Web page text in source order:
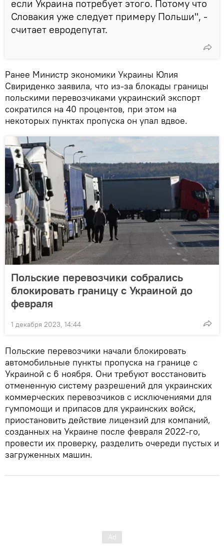
если Украина потребует этого. Потому что
Словакия уже следует примеру Польши", -
считает евродепутат.
Ранее Министр экономики Украины Юлия
Свириденко заявила, что из-за блокады границы
польскими перевозчиками украинский экспорт
сократился на 40 процентов, при этом на
некоторых пунктах пропуска он упал вдвое.
Польские перевозчики собрались
блокировать границу с Украиной до
февраля
1 декабря 2023, 14:44
Польские перевозчики начали блокировать
автомобильные пункты пропуска на границе с
Украиной с 6 ноября. Они требуют восстановить
отмененную систему разрешений для украинских
коммерческих перевозчиков с исключениями для
гумпомощи и припасов для украинских войск,
приостановить действие лицензий для компаний,
созданных на Украине после февраля 2022-го,
провести их проверку, разделить очереди пустых и
загруженных машин.